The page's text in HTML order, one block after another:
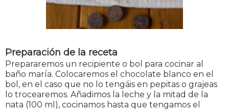
Preparación de la receta
Prepararemos un recipiente o bol para cocinar al
baño maría. Colocaremos el chocolate blanco en el
bol, en el caso que no lo tengáis en pepitas o grajeas
lo trocearemos. Añadimos la leche y la mitad de la
nata (100 ml), cocinamos hasta que tengamos el